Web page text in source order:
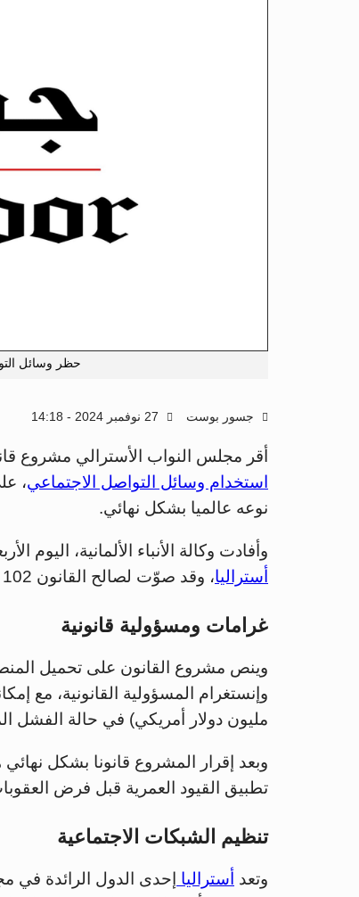
حظر وسائل
جسور بوست
أقر مجلس النواب الأسترالي مشروع
استخدام وسائل التواصل الاجتماعي،
نوعه عالميا بشكل نهائي.
وأفادت وكالة الأنباء الألمانية،
أستراليا، وقد صوّت لصالح القانون 102 عضو مقابل 13 عضوا ضده.
غرامات ومسؤولية قانونية
وينص مشروع القانون على تحميل
مليون دولار أمريكي) في حالة الفشل
وبعد إقرار المشروع قانونا بشكل
تطبيق القيود العمرية قبل فرض
تنظيم الشبكات الاجتماعية
وتعد أستراليا إحدى الدول الرائدة في